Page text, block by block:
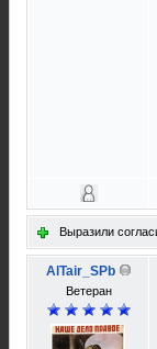
Выразили
AlTair_SPb
Ветеран